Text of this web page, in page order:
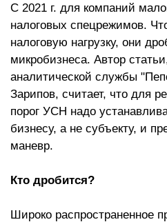
C 2021 г. для компаний
налоговых спецрежимов.
налоговую нагрузку, они
микробизнеса. Автор
аналитической службы
Зарипов, считает, что для
порог УСН надо
бизнесу, а не субъекту, и
маневр.
Кто дробится?
Широко распространенное